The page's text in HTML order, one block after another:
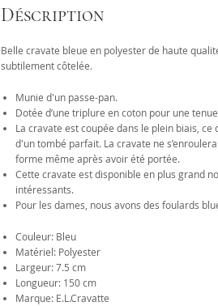
Déscription
Belle cravate bleue en polyester de haute
subtilement côtelée.
Munie d'un passe-pan.
Dotée d’une triplure en coton pour une
La cravate est coupée dans le plein biais,
d'un tombé parfait. La cravate ne
forme même après avoir été portée.
Cette cravate est disponible en plus grand
intéressants.
Pour les dames, nous avons des foulards
Couleur: Bleu
Matériel: Polyester
Largeur: 7.5 cm
Longueur: 150 cm
Marque: E.L.Cravatte